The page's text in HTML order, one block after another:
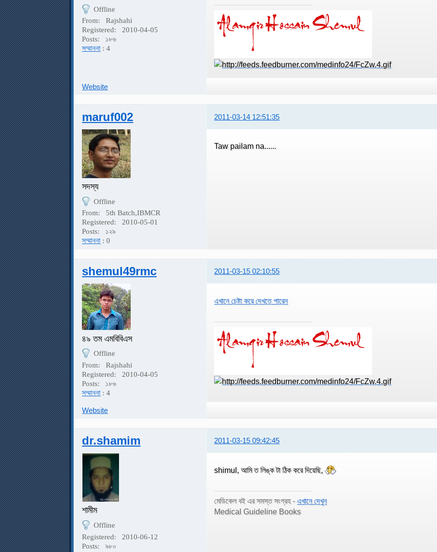
Offline
From:
Rajshahi
Registered:
2010-04-05
Posts:
১৮৬
সম্মাননা : 4
Website
maruf002 2011-03-14 12:51:35
সদস্য
Offline
From:
5th Batch,IBMCR
Registered:
2010-05-01
Posts:
১২৯
সম্মাননা : 0
Taw pailam na......
shemul49rmc 2011-03-15 02:10:55
৪৯ তম এমবিবিএস
Offline
From:
Rajshahi
Registered:
2010-04-05
Posts:
১৮৬
সম্মাননা : 4
এখানে চেষ্টা করে দেখতে পারেন
Website
dr.shamim 2011-03-15 09:42:45
শামীম
Offline
Registered:
2010-06-12
Posts:
৯৮০
shimul, আমি ত লিঙ্ক টা ঠিক করে দিয়েছি,
মেডিকেল বই এর সমস্ত সংগ্রহ -এখানে দেখুন
Medical Guideline Books